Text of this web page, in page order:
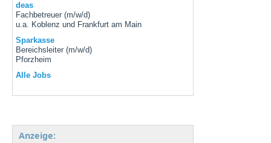
deas
Fachbetreuer (m/w/d)
u.a. Koblenz und Frankfurt am Main
Sparkasse
Bereichsleiter (m/w/d)
Pforzheim
Alle Jobs
Anzeige: